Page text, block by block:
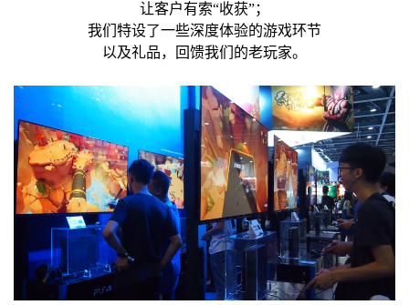
让客户有索“收获”；
我们特设了一些深度体验的游戏环节
以及礼品，回馈我们的老玩家。